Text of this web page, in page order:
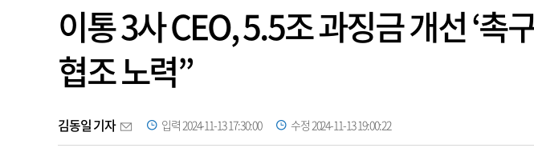
이통 3사 CEO, 5.5조 과징금 개선 ‘
협조 노력”
김동일 기자 입력 2024-11-13 17:30:00 수정 2024-11-13 19:00:22